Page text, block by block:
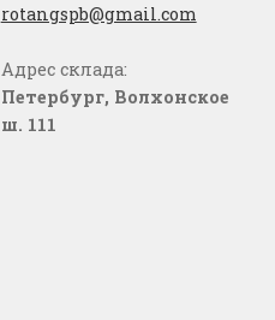
rotangspb@gmail.com
Адрес склада:
Петербург, Волхонское
ш. 111